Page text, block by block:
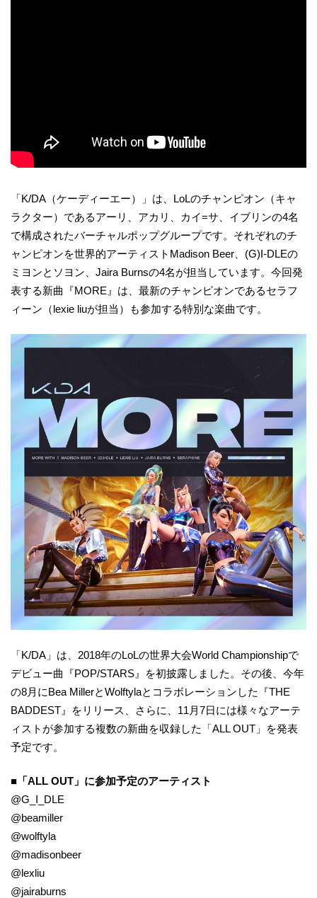
「K/DA（ケーディーエー）」は、LoLのチャンピオン（キャ
ラクター）であるアーリ、アカリ、カイ=サ、イブリンの4名
で構成されたバーチャルポップグループです。それぞれのチ
ャンピオンを世界的アーティストMadison Beer、(G)I-DLEの
ミヨンとソヨン、Jaira Burnsの4名が担当しています。今回発
表する新曲『MORE』は、最新のチャンピオンであるセラフ
ィーン（lexie liuが担当）も参加する特別な楽曲です。
「K/DA」は、2018年のLoLの世界大会World Championshipで
デビュー曲『POP/STARS』を初披露しました。その後、今年
の8月にBea MillerとWolftylaとコラボレーションした『THE
BADDEST』をリリース、さらに、11月7日には様々なアーテ
ィストが参加する複数の新曲を収録した「ALL OUT」を発表
予定です。
■「ALL OUT」に参加予定のアーティスト
@G_I_DLE
@beamiller
@wolftyla
@madisonbeer
@lexliu
@jairaburns